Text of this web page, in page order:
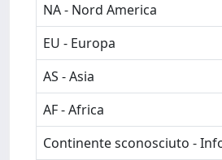
NA - Nord America
EU - Europa
AS - Asia
AF - Africa
Continente sconosciuto -